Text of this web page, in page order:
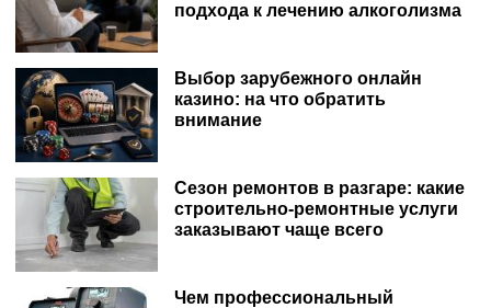
подхода к лечению алкоголизма
Выбор зарубежного онлайн
казино: на что обратить
внимание
Сезон ремонтов в разгаре: какие
строительно-ремонтные услуги
заказывают чаще всего
Чем профессиональный